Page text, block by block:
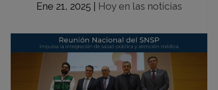
Ene 21, 2025
Hoy en las noticias